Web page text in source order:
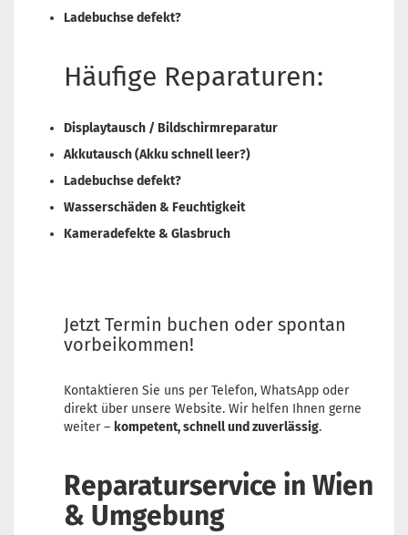
Ladebuchse defekt?
Häufige Reparaturen:
Displaytausch / Bildschirmreparatur
Akkutausch (Akku schnell leer?)
Ladebuchse defekt?
Wasserschäden & Feuchtigkeit
Kameradefekte & Glasbruch
Jetzt Termin buchen oder spontan
vorbeikommen!
Kontaktieren Sie uns per Telefon, WhatsApp oder
direkt über unsere Website. Wir helfen Ihnen gerne
weiter – kompetent, schnell und zuverlässig.
Reparaturservice in Wien
& Umgebung